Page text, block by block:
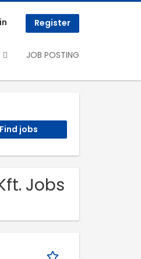
Register
JOB POSTING
Jobs